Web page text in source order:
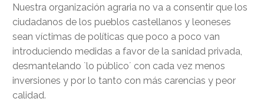
Nuestra organización agraria no va a consentir que los
ciudadanos de los pueblos castellanos y leoneses
sean víctimas de políticas que poco a poco van
introduciendo medidas a favor de la sanidad privada,
desmantelando `lo público´ con cada vez menos
inversiones y por lo tanto con más carencias y peor
calidad.